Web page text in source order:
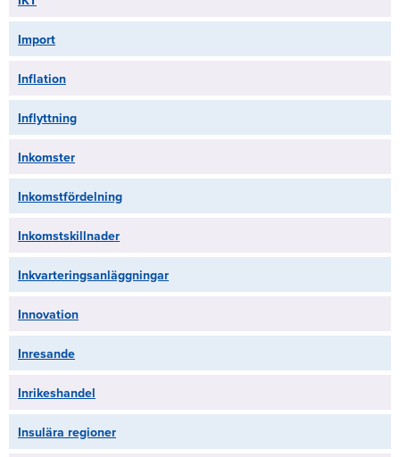
Import
Inflation
Inflyttning
Inkomster
Inkomstfördelning
Inkomstskillnader
Inkvarteringsanläggningar
Innovation
Inresande
Inrikeshandel
Insulära regioner